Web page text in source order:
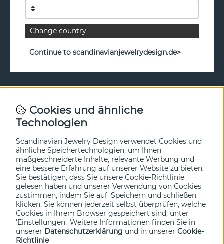
Change country
Continue to scandinavianjewelrydesign.de>
Newsletter
In unserem Newsletter erfahren Sie vor allen anderen
hier an.
Ja bitte!
Cookies und ähnliche
Technologien
Scandinavian Jewelry Design verwendet Cookies und
ähnliche Speichertechnologien, um Ihnen
maßgeschneiderte Inhalte, relevante Werbung und
eine bessere Erfahrung auf unserer Website zu bieten.
Sie bestätigen, dass Sie unsere Cookie-Richtlinie
gelesen haben und unserer Verwendung von Cookies
zustimmen, indem Sie auf 'Speichern und schließen'
klicken. Sie können jederzeit selbst überprüfen, welche
Cookies in Ihrem Browser gespeichert sind, unter
'Einstellungen'. Weitere Informationen finden Sie in
unserer Datenschutzerklärung und in unserer Cookie-
Richtlinie